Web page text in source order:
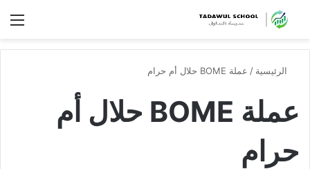
الرئيسية / عملة BOME حلال أم حرام
عملة BOME حلال أم
حرام